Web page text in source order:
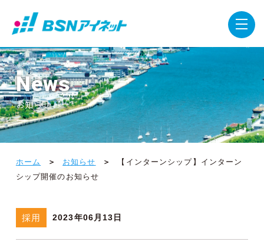
News
お知らせ
ホーム お知らせ
【インターンシップ】インターン
シップ開催のお知らせ
採用 2023年06月13日